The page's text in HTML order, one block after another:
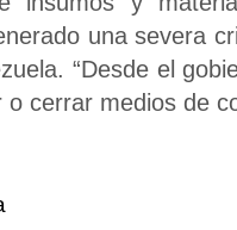
una severa
“Desde el
cerrar medios de